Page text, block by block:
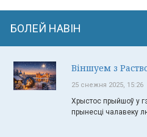
БОЛЕЙ НАВІН
Віншуем з
25 снежня 2025, 15:26
Хрыстос прыйшоў у
прынесці чалавеку